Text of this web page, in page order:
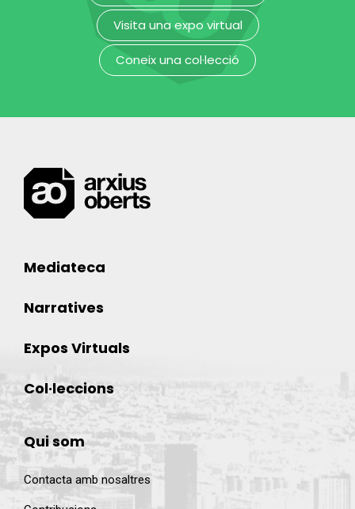
Visita una expo virtual
Coneix una col·lecció
Mediateca
Narratives
Expos Virtuals
Col·leccions
Qui som
Contacta amb nosaltres